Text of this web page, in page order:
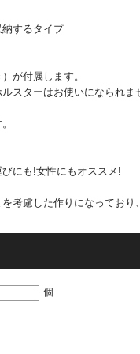
するタイプ
が付属します。
スターはお使いになられま
にも!女性にもオススメ!
考慮した作りになっており
個